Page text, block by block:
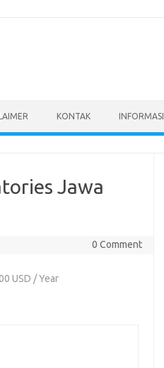
KONTAK INFORMASI
Jawa
0 Comment
USD / Year